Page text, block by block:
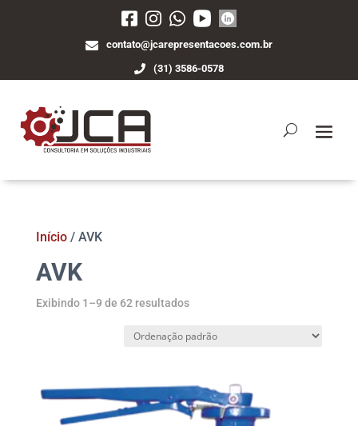
contato@jcarepresentacoes.com.br
(31) 3586-0578
Início/ AVK
AVK
Exibindo 1–9 de 62 resultados